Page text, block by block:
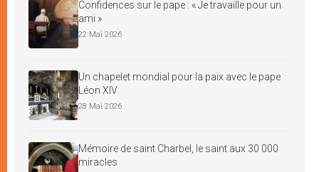
Confidences sur le pape : « Je travaille pour un
ami »
22 Mai 2026
Un chapelet mondial pour la paix avec le pape
Léon XIV
28 Mai 2026
Mémoire de saint Charbel, le saint aux 30 000
miracles